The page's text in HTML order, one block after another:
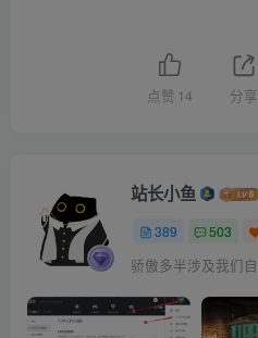
点赞 14 分享
站长小鱼
389 503